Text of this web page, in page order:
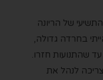
של הריונה
בחרדה גדולה,
שהתנועות חזרו.
לנהל את